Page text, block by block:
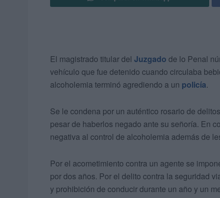
El magistrado titular del Juzgado de lo Penal
vehículo que fue detenido cuando circulaba
alcoholemia terminó agrediendo a un policía.
Se le condena por un auténtico rosario de
pesar de haberlos negado ante su señoría. En
negativa al control de alcoholemia además de
Por el acometimiento contra un agente se
por dos años. Por el delito contra la seguridad
y prohibición de conducir durante un año y un